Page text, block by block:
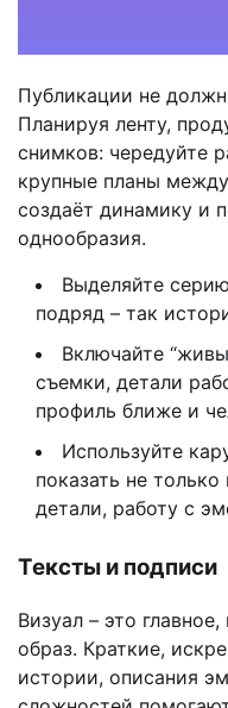
Публикации не
Планируя ленту,
снимков: чередуйте
крупные планы
создаёт динамику и
однообразия.
Выделяйте
подряд – так
Включайте
съемки, детали
профиль ближе и
Используйте
показать не
детали, работу с
Тексты и подписи
Визуал – это
образ. Краткие,
истории, описания